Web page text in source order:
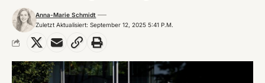
Zuletzt Aktualisiert: September 12, 2025 5:41 P.m.
Anna-Marie Schmidt